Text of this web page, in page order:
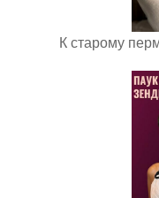
К старому